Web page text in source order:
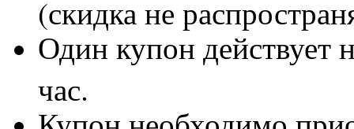
(скидка не
Один купон действует
час.